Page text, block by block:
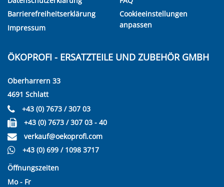
Barrierefreiheitserklärung
Impressum
Cookieeinstellungen
anpassen
ÖKOPROFI - ERSATZTEILE UND ZUBEHÖR GMBH
Oberharrern 33
4691 Schlatt
+43 (0) 7673 / 307 03
+43 (0) 7673 / 307 03 - 40
verkauf@oekoprofi.com
+43 (0) 699 / 1098 3717
Öffnungszeiten
Mo - Fr